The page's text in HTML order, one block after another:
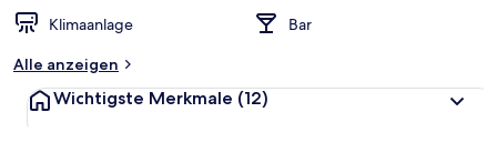
Klimaanlage
Bar
Alle anzeigen
Wichtigste Merkmale (12)